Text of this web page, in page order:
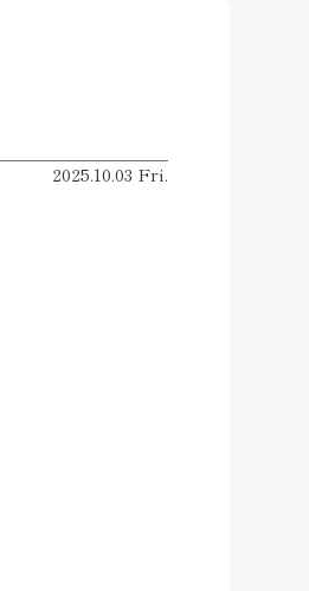
2025.10.03 Fri.